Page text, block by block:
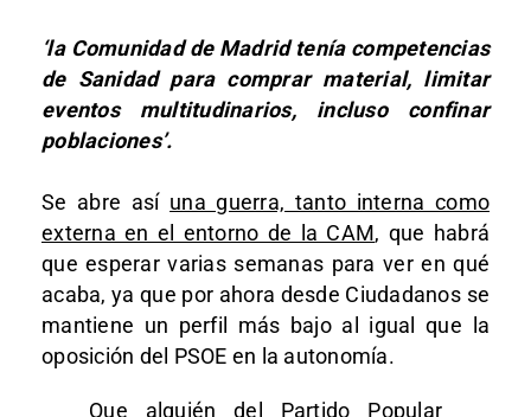
‘la Comunidad de Madrid tenía competencias
de Sanidad para comprar material, limitar
eventos multitudinarios, incluso confinar
poblaciones’.
Se abre así una guerra, tanto interna como
externa en el entorno de la CAM, que habrá
que esperar varias semanas para ver en qué
acaba, ya que por ahora desde Ciudadanos se
mantiene un perfil más bajo al igual que la
oposición del PSOE en la autonomía.
Que alguién del Partido Popular